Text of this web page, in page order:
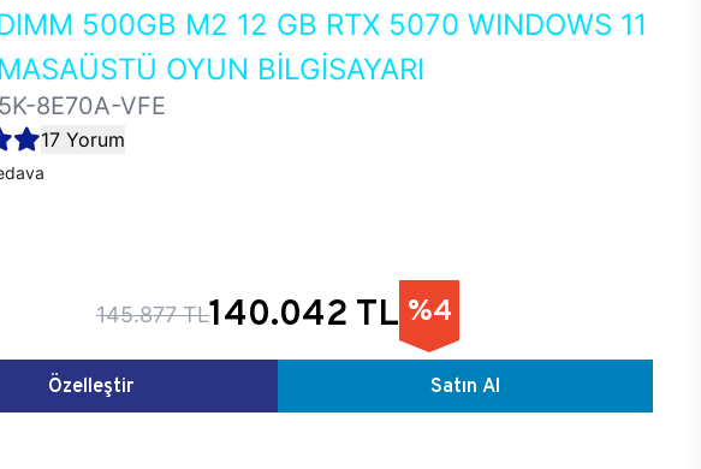
500GB M2 12 GB RTX 5070 WINDOWS 11
OYUN BİLGİSAYARI
8E70A-VFE
17 Yorum
145.877 TL140.042 TL %4
Özelleştir Satın Al